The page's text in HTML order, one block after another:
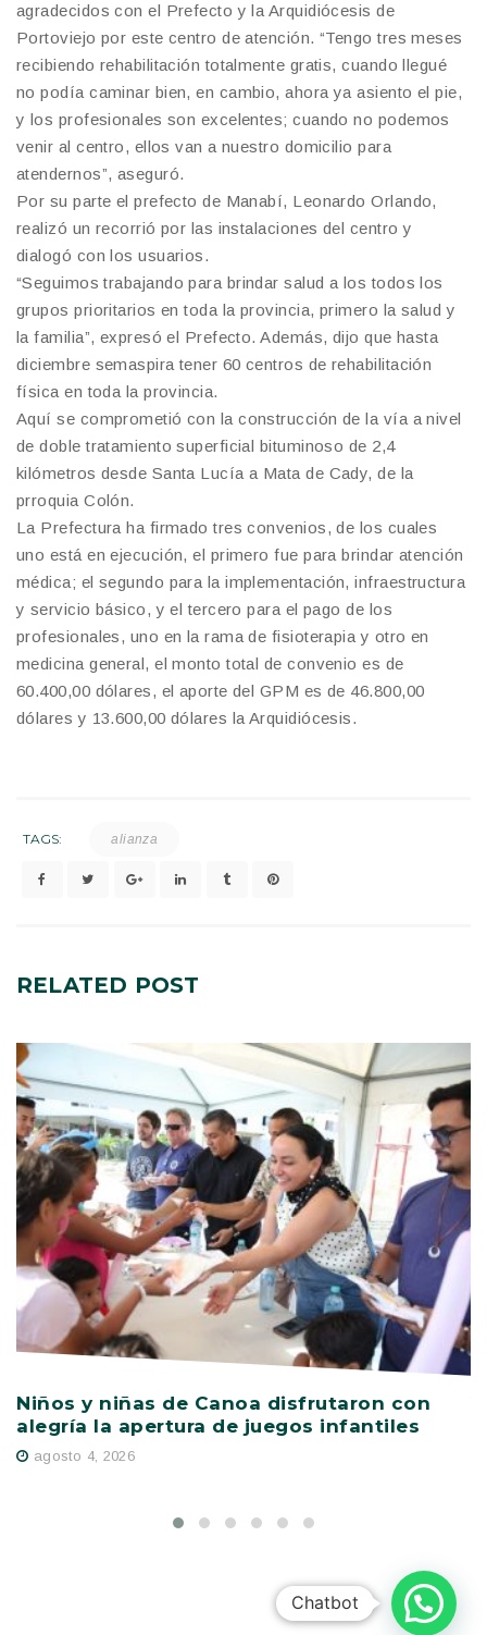
agradecidos con el Prefecto y la Arquidiócesis de
Portoviejo por este centro de atención. “Tengo tres meses
recibiendo rehabilitación totalmente gratis, cuando llegué
no podía caminar bien, en cambio, ahora ya asiento el pie,
y los profesionales son excelentes; cuando no podemos
venir al centro, ellos van a nuestro domicilio para
atendernos”, aseguró.
Por su parte el prefecto de Manabí, Leonardo Orlando,
realizó un recorrió por las instalaciones del centro y
dialogó con los usuarios.
“Seguimos trabajando para brindar salud a los todos los
grupos prioritarios en toda la provincia, primero la salud y
la familia”, expresó el Prefecto. Además, dijo que hasta
diciembre semaspira tener 60 centros de rehabilitación
física en toda la provincia.
Aquí se comprometió con la construcción de la vía a nivel
de doble tratamiento superficial bituminoso de 2,4
kilómetros desde Santa Lucía a Mata de Cady, de la
prroquia Colón.
La Prefectura ha firmado tres convenios, de los cuales
uno está en ejecución, el primero fue para brindar atención
médica; el segundo para la implementación, infraestructura
y servicio básico, y el tercero para el pago de los
profesionales, uno en la rama de fisioterapia y otro en
medicina general, el monto total de convenio es de
60.400,00 dólares, el aporte del GPM es de 46.800,00
dólares y 13.600,00 dólares la Arquidiócesis.
TAGS: alianza
RELATED POST
Niños y niñas de Canoa disfrutaron con
alegría la apertura de juegos infantiles
agosto 4, 2026
Chatbot